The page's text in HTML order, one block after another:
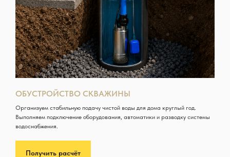
ОБУСТРОЙСТВО СКВАЖИНЫ
Организуем стабильную подачу чистой воды для дома круглый год.
Выполняем подключение оборудования, автоматики и разводку системы
водоснабжения.
Получить расчёт